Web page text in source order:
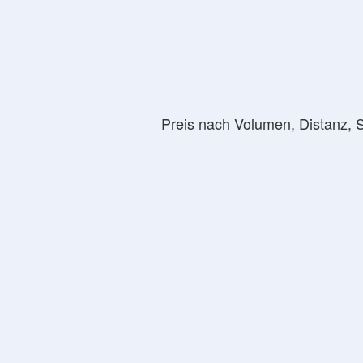
Preis nach Volumen, Distanz,